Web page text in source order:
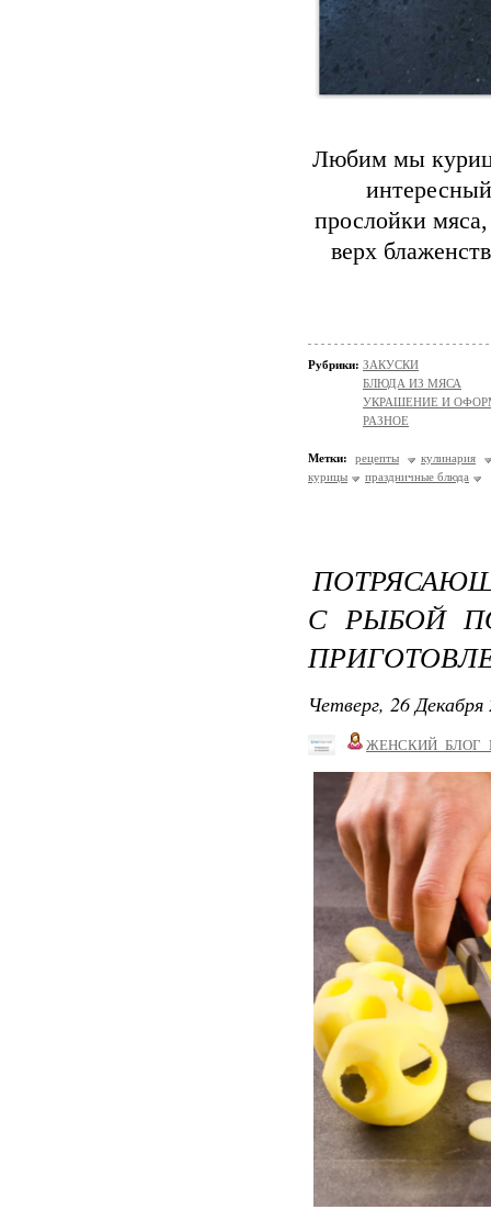
Любим мы
прослойки
верх
Рубрики: ЗАКУСКИ
БЛЮДА ИЗ МЯСА
УКРАШЕНИЕ И
РАЗНОЕ
Метки: рецепты
кулинария
курицы
праздничные блюда
С РЫБОЙ
Четверг, 26